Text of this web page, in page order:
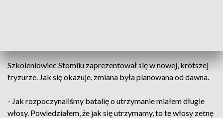
Szkoleniowiec Stomilu zaprezentował się w nowej, krótszej
fryzurze. Jak się okazuje, zmiana była planowana od dawna.
- Jak rozpoczynaliśmy batalię o utrzymanie miałem długie
włosy. Powiedziałem, że jak się utrzymamy, to te włosy zetnę